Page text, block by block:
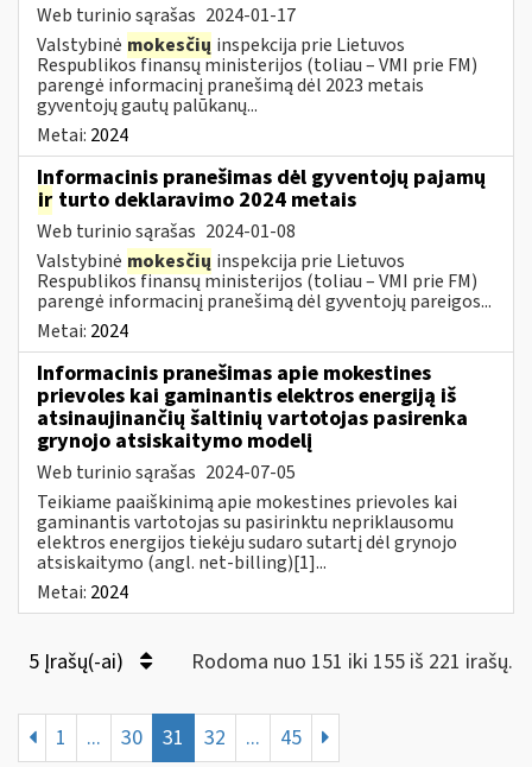
Web turinio sąrašas 2024-01-17
Valstybinė mokesčių inspekcija prie Lietuvos
Respublikos finansų ministerijos (toliau – VMI prie FM)
parengė informacinį pranešimą dėl 2023 metais
gyventojų gautų palūkanų...
Metai: 2024
Informacinis pranešimas dėl gyventojų pajamų
ir turto deklaravimo 2024 metais
Web turinio sąrašas 2024-01-08
Valstybinė mokesčių inspekcija prie Lietuvos
Respublikos finansų ministerijos (toliau – VMI prie FM)
parengė informacinį pranešimą dėl gyventojų pareigos...
Metai: 2024
Informacinis pranešimas apie mokestines
prievoles kai gaminantis elektros energiją iš
atsinaujinančių šaltinių vartotojas pasirenka
grynojo atsiskaitymo modelį
Web turinio sąrašas 2024-07-05
Teikiame paaiškinimą apie mokestines prievoles kai
gaminantis vartotojas su pasirinktu nepriklausomu
elektros energijos tiekėju sudaro sutartį dėl grynojo
atsiskaitymo (angl. net-billing)[1]...
Metai: 2024
5 Įrašų(-ai) Rodoma nuo 151 iki 155 iš 221 irašų.
1 ... 30 31 32 ... 45